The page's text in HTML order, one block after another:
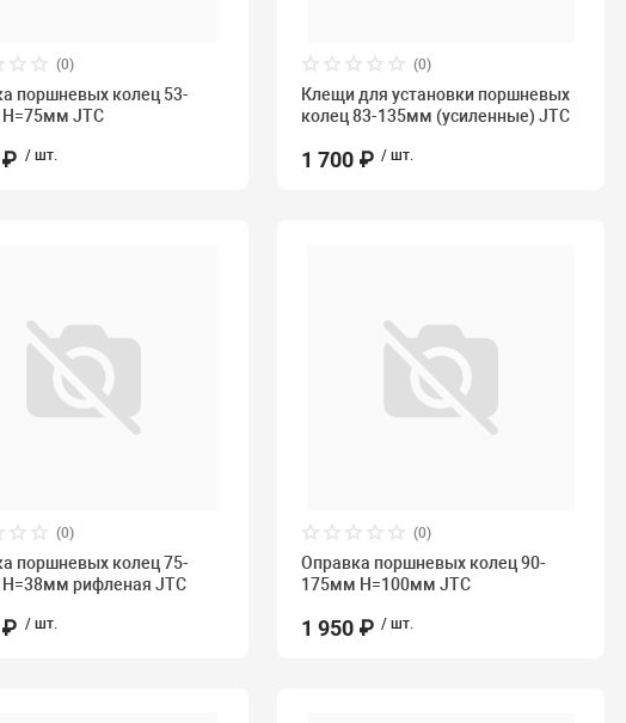
(0)
поршневых колец 53-
JTC
₽ / шт.
(0)
Клещи для установки поршневых
колец 83-135мм (усиленные) JTC
1 700 ₽ / шт.
(0)
поршневых колец 75-
рифленая JTC
₽ / шт.
(0)
Оправка поршневых колец 90-
175мм Н=100мм JTC
1 950 ₽ / шт.